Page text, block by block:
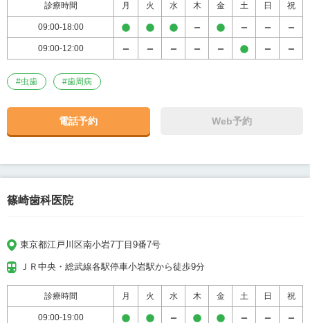
診療時間 月 火 水 木 金 土 日 祝
09:00-18:00
09:00-12:00
#虫歯 #歯周病
電話予約 Web予約
篠崎歯科医院
東京都江戸川区南小岩7丁目9番7号
ＪＲ中央・総武線各駅停車小岩駅から徒歩9分
診療時間 月 火 水 木 金 土 日 祝
09:00-19:00